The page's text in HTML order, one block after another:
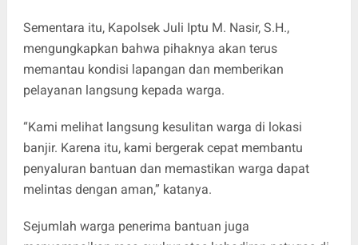
Sementara itu, Kapolsek Juli Iptu M. Nasir, S.H.,
mengungkapkan bahwa pihaknya akan terus
memantau kondisi lapangan dan memberikan
pelayanan langsung kepada warga.
“Kami melihat langsung kesulitan warga di lokasi
banjir. Karena itu, kami bergerak cepat membantu
penyaluran bantuan dan memastikan warga dapat
melintas dengan aman,” katanya.
Sejumlah warga penerima bantuan juga